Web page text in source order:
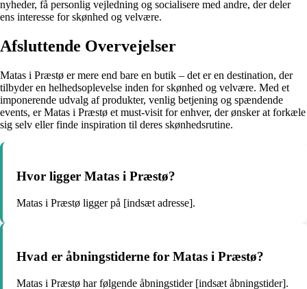
nyheder, få personlig vejledning og socialisere med andre, der deler
ens interesse for skønhed og velvære.
Afsluttende Overvejelser
Matas i Præstø er mere end bare en butik – det er en destination, der
tilbyder en helhedsoplevelse inden for skønhed og velvære. Med et
imponerende udvalg af produkter, venlig betjening og spændende
events, er Matas i Præstø et must-visit for enhver, der ønsker at forkæle
sig selv eller finde inspiration til deres skønhedsrutine.
Hvor ligger Matas i Præstø?
Matas i Præstø ligger på [indsæt adresse].
Hvad er åbningstiderne for Matas i Præstø?
Matas i Præstø har følgende åbningstider [indsæt åbningstider].